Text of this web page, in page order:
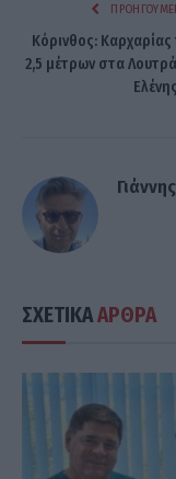
Κόρινθος: Καρχαρίας
2,5 μέτρων στα
ΣΧΕΤΙΚΑΑΡΘΡΑ